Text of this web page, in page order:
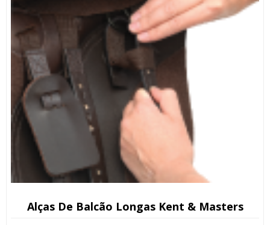
Alças De Balcão Longas Kent & Masters